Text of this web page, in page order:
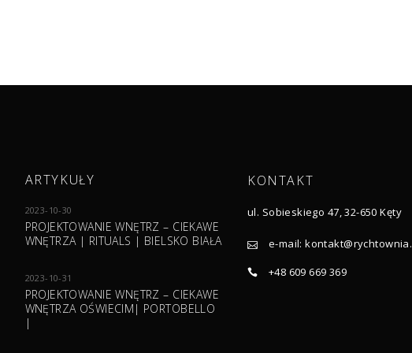
ARTYKUŁY
2023-10-30
PROJEKTOWANIE WNĘTRZ – CIEKAWE
WNĘTRZA | RITUALS | BIELSKO BIAŁA
2023-10-31
PROJEKTOWANIE WNĘTRZ – CIEKAWE
WNĘTRZA OŚWIECIM| PORTOBELLO
|
KONTAKT
ul. Sobieskiego 47, 32-650 Kęty
e-mail:
+48 609 669 369